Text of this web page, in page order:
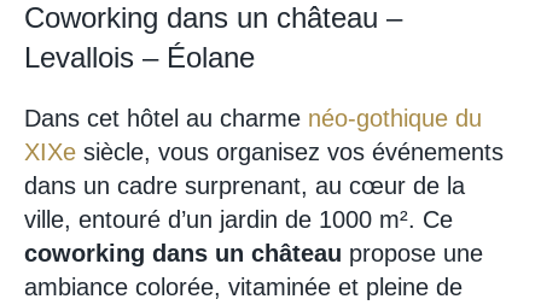
Coworking dans un château –
Levallois – Éolane
Dans cet hôtel au charme néo-gothique du
XIXe siècle, vous organisez vos événements
dans un cadre surprenant, au cœur de la
ville, entouré d’un jardin de 1000 m². Ce
coworking dans un château propose une
ambiance colorée, vitaminée et pleine de